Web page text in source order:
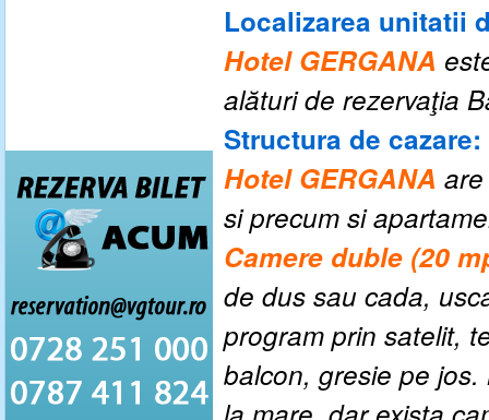
Localizarea unitatii
Hotel GERGANA
alături de rezervaţia
Structura de cazare:
Hotel GERGANA
siprecum si
Camere duble (20
de dus sau cada,
program prin satelit,
balcon, gresie pe